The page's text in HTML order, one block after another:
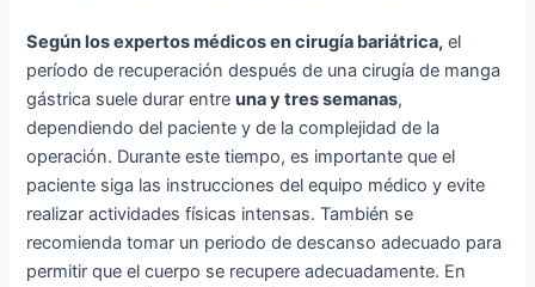
Según los expertos médicos en cirugía bariátrica, el
período de recuperación después de una cirugía de manga
gástrica suele durar entreuna y tres semanas,
dependiendo del paciente y de la complejidad de la
operación. Durante este tiempo, es importante que el
paciente siga las instrucciones del equipo médico y evite
realizar actividades físicas intensas. También se
recomienda tomar un periodo de descanso adecuado para
permitir que el cuerpo se recupere adecuadamente. En